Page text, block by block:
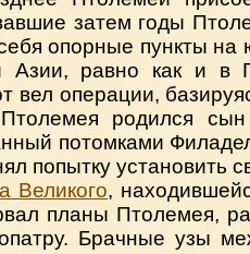
затем годы
опорные пункты
Азии, равно как и в
вел операции,
родился
потомками
попытку установить
Великого,
планы Птолемея,
Брачные узы